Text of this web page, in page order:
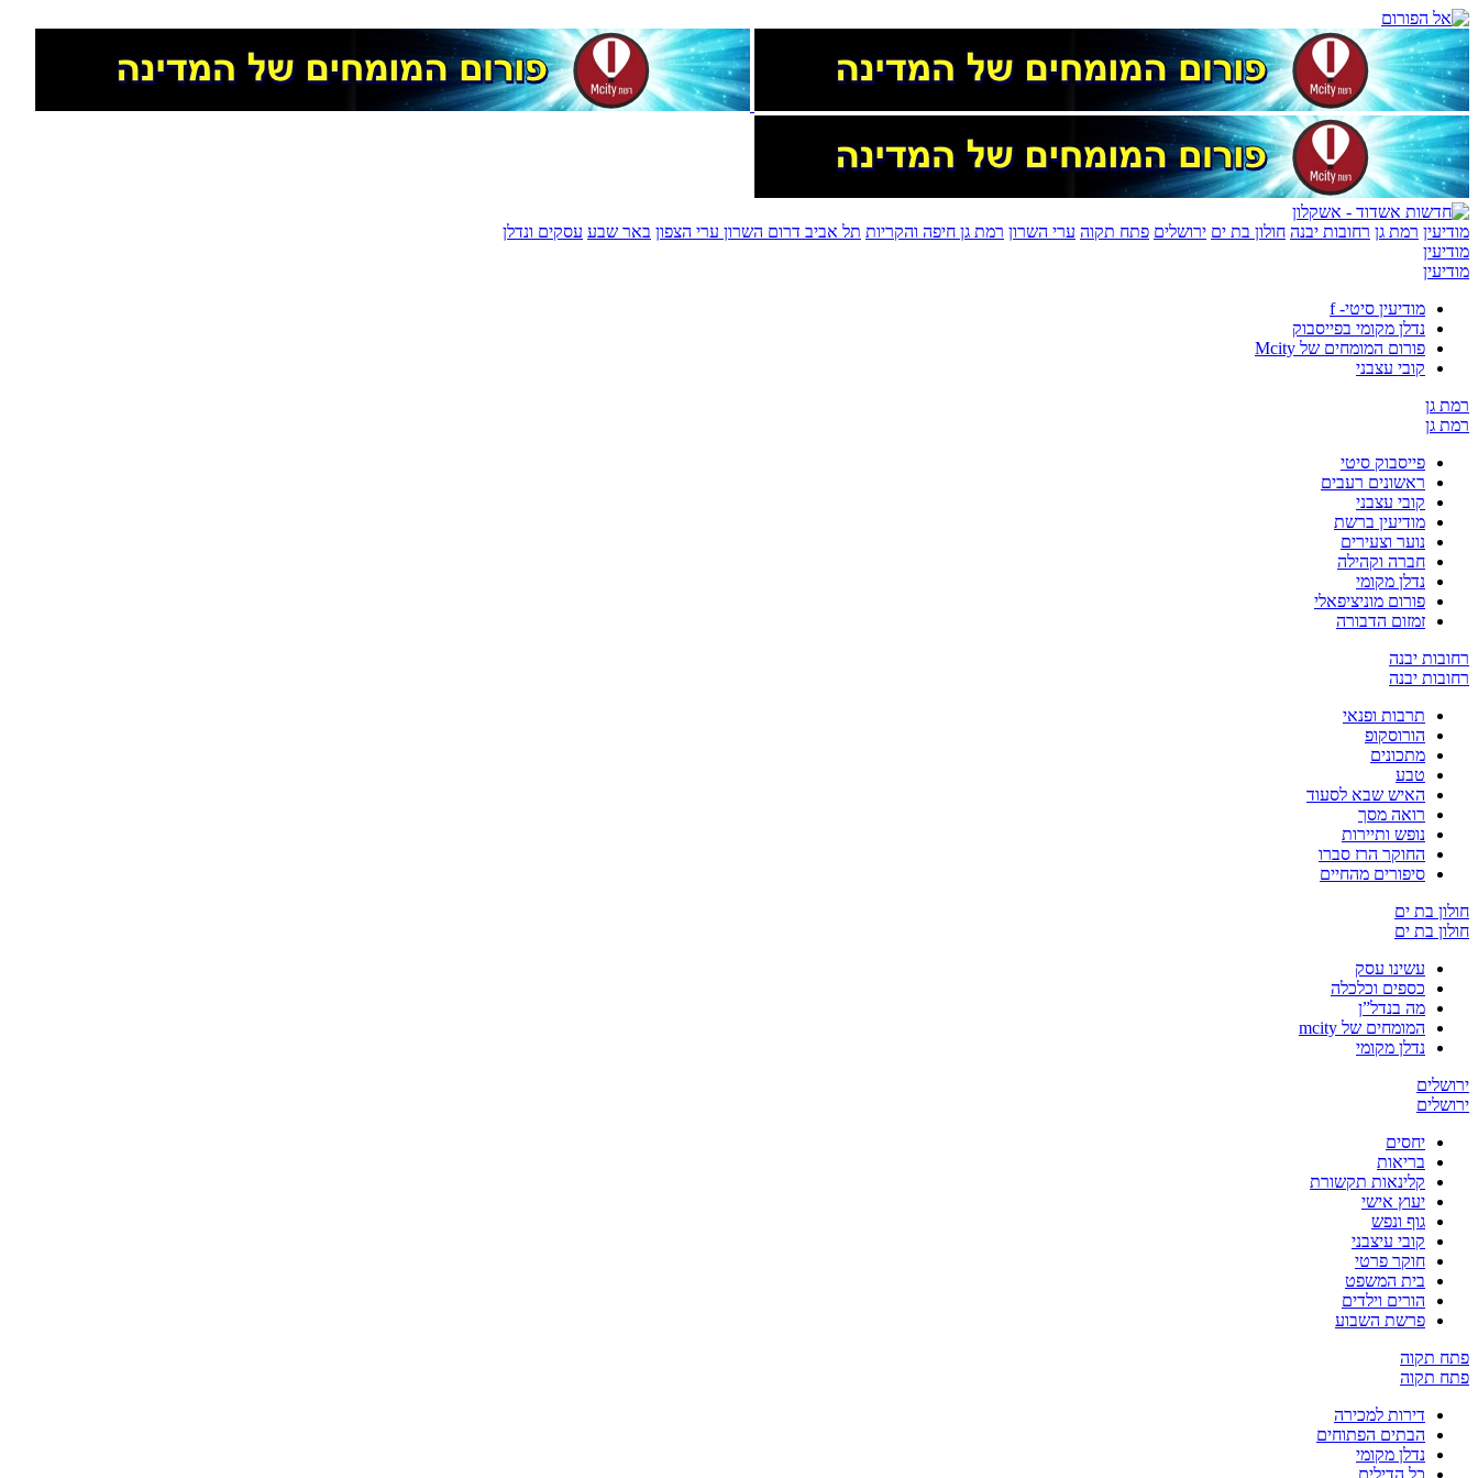
מודיעין רמת גן רחובות יבנה חולון בת ים ירושלים פתח תקוה ערי השרון רמת גן חיפה והקריות תל אביב דרום השרון ערי הצפון באר שבע עסקים ונדלן
מודיעין
מודיעין
מודיעין סיטי- f
נדלן מקומי בפייסבוק
פורום המומחים של Mcity
קובי עצבני
רמת גן
רמת גן
פייסבוק סיטי
ראשונים רעבים
קובי עצבני
מודיעין ברשת
נוער וצעירים
חברה וקהילה
נדלן מקומי
פורום מוניציפאלי
זמזום הדבורה
רחובות יבנה
רחובות יבנה
תרבות ופנאי
הורוסקופ
מתכונים
טבע
האיש שבא לסעוד
רואה מסך
נופש ותיירות
החוקר הרז סברו
סיפורים מהחיים
חולון בת ים
חולון בת ים
עשינו עסק
כספים וכלכלה
מה בנדל”ן
המומחים של mcity
נדלן מקומי
ירושלים
ירושלים
יחסים
בריאות
קלינאות תקשורת
יעוץ אישי
גוף ונפש
קובי עיצבני
חוקר פרטי
בית המשפט
הורים וילדים
פרשת השבוע
פתח תקוה
פתח תקוה
דירות למכירה
הבתים הפתוחים
נדלן מקומי
כל הדילים